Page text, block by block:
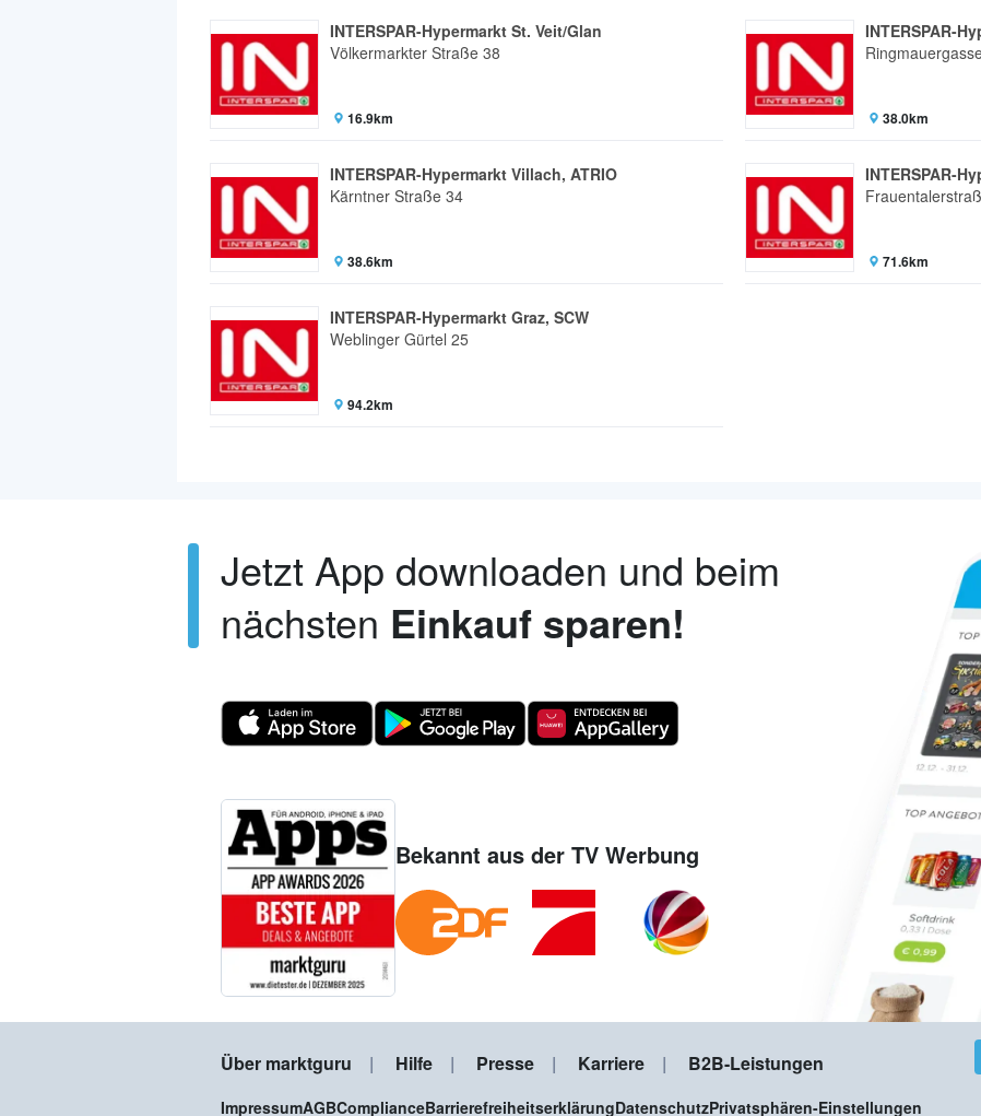
INTERSPAR-Hypermarkt St. Veit/Glan
Völkermarkter Straße 38
16.9km
INTERSPAR-
38.0km
INTERSPAR-Hypermarkt Villach, ATRIO
Kärntner Straße 34
38.6km
INTERSPAR-
71.6km
INTERSPAR-Hypermarkt Graz, SCW
Weblinger Gürtel 25
94.2km
Jetzt App downloaden und beim
nächsten Einkauf sparen!
Bekannt aus der TV Werbung
Über marktguru Hilfe Presse Karriere B2B-Leistungen
ImpressumAGBComplianceBarrierefreiheitserklärungDatenschutzPrivatsphären-Einstellungen